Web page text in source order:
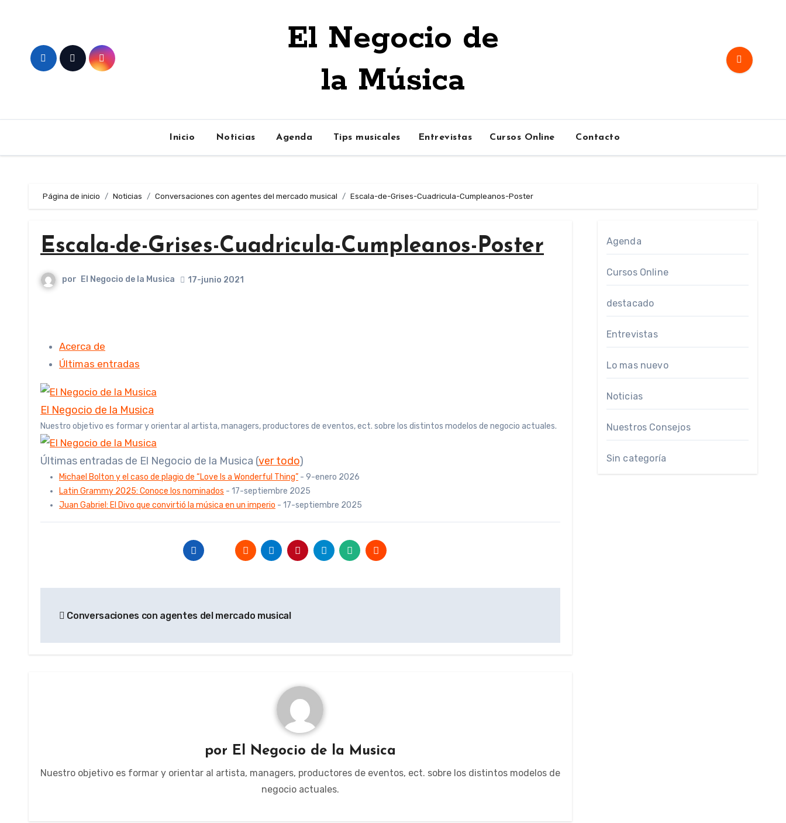
El Negocio de
la Música
Inicio Noticias Agenda Tips musicales Entrevistas Cursos Online Contacto
Página de inicio Noticias Conversaciones con agentes del mercado musical Escala-de-Grises-Cuadricula-Cumpleanos-Poster
Escala-de-Grises-Cuadricula-Cumpleanos-Poster
por El Negocio de la Musica 17-junio 2021
Acerca de
Últimas entradas
El Negocio de la Musica
Nuestro objetivo es formar y orientar al artista, managers, productores de eventos, ect. sobre los distintos modelos de negocio actuales.
Últimas entradas de El Negocio de la Musica (ver todo)
Michael Bolton y el caso de plagio de “Love Is a Wonderful Thing” - 9-enero 2026
Latin Grammy 2025: Conoce los nominados - 17-septiembre 2025
Juan Gabriel: El Divo que convirtió la música en un imperio - 17-septiembre 2025
de
entradas
Conversaciones con agentes del mercado musical
por El Negocio de la Musica
Nuestro objetivo es formar y orientar al artista, managers, productores de eventos, ect. sobre los distintos modelos de
negocio actuales.
Agenda
Cursos Online
destacado
Entrevistas
Lo mas nuevo
Noticias
Nuestros Consejos
Sin categoría